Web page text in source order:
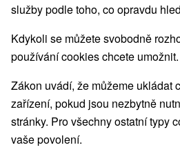
VŠECHNY NEJLEVNĚJŠÍ
služby podle toho, co opravdu
Kdykoli se můžete svobodně
používání cookies chcete umožnit.
Zákon uvádí, že můžeme ukládat
zařízení, pokud jsou nezbytně
stránky. Pro všechny ostatní typy
vaše povolení.